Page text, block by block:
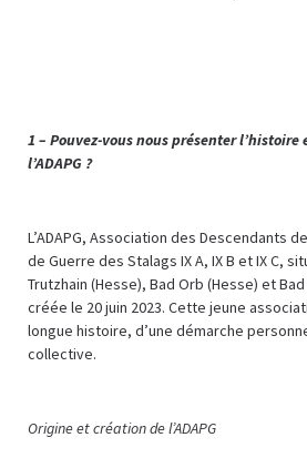
1 – Pouvez-vous nous présenter
l’ADAPG ?
L’ADAPG, Association des Descendants
de Guerre des Stalags IX A, IX B et IX C,
Trutzhain (Hesse), Bad Orb (Hesse) et
créée le 20 juin 2023. Cette jeune
longue histoire, d’une démarche
collective.
Origine et création de l’ADAPG